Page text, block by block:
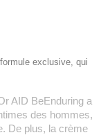
exclusive, qui
AID BeEnduring a
des hommes,
De plus, la crème